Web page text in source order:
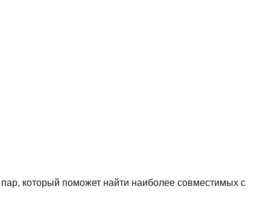
который поможет найти наиболее совместимых с